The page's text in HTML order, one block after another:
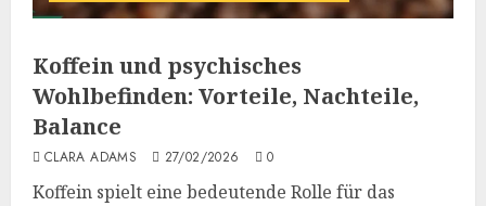
Koffein und psychisches
Wohlbefinden: Vorteile, Nachteile,
Balance
CLARA ADAMS 27/02/2026 0
Koffein spielt eine bedeutende Rolle für das